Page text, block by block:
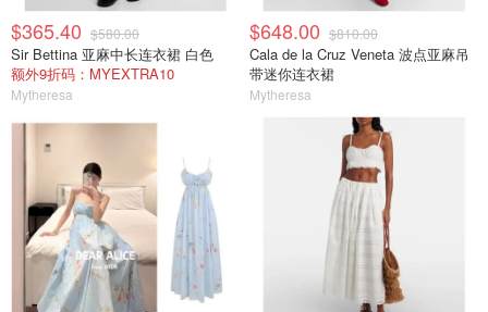
$365.40 $580.00
Sir Bettina 亚麻中长连衣裙 白色
额外9折码：MYEXTRA10
Mytheresa
$648.00 $810.00
Cala de la Cruz Veneta 波点亚麻吊
带迷你连衣裙
Mytheresa